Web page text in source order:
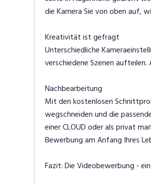
die Kamera Sie von oben auf,
Kreativität ist gefragt
Unterschiedliche
verschiedene Szenen
Nachbearbeitung
Mit den kostenlosen
wegschneiden und die
einer CLOUD oder als privat
Bewerbung am Anfang Ihres
Fazit: Die Videobewerbung -